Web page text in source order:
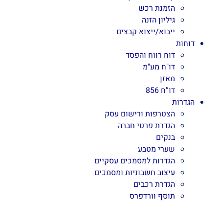
הזמנת רכש
גיליון הזנה
ייבוא/ייצוא קבצים
דוחות
דוח רווח והפסד
דו"ח מע"מ
מאזן
דו”ח 856
הגדרות
הצטרפות ורישום עסק
הגדרת פרטי חברה
בנקים
שערי מטבע
הגדרות למסמכים עסקיים
עיצוב חשבוניות ומסמכים
הגדרת רכבים
תוסף וורדפרס